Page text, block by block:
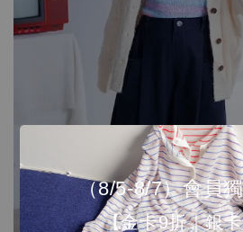
（8/5-8/7）會員
【金卡9折｜銀